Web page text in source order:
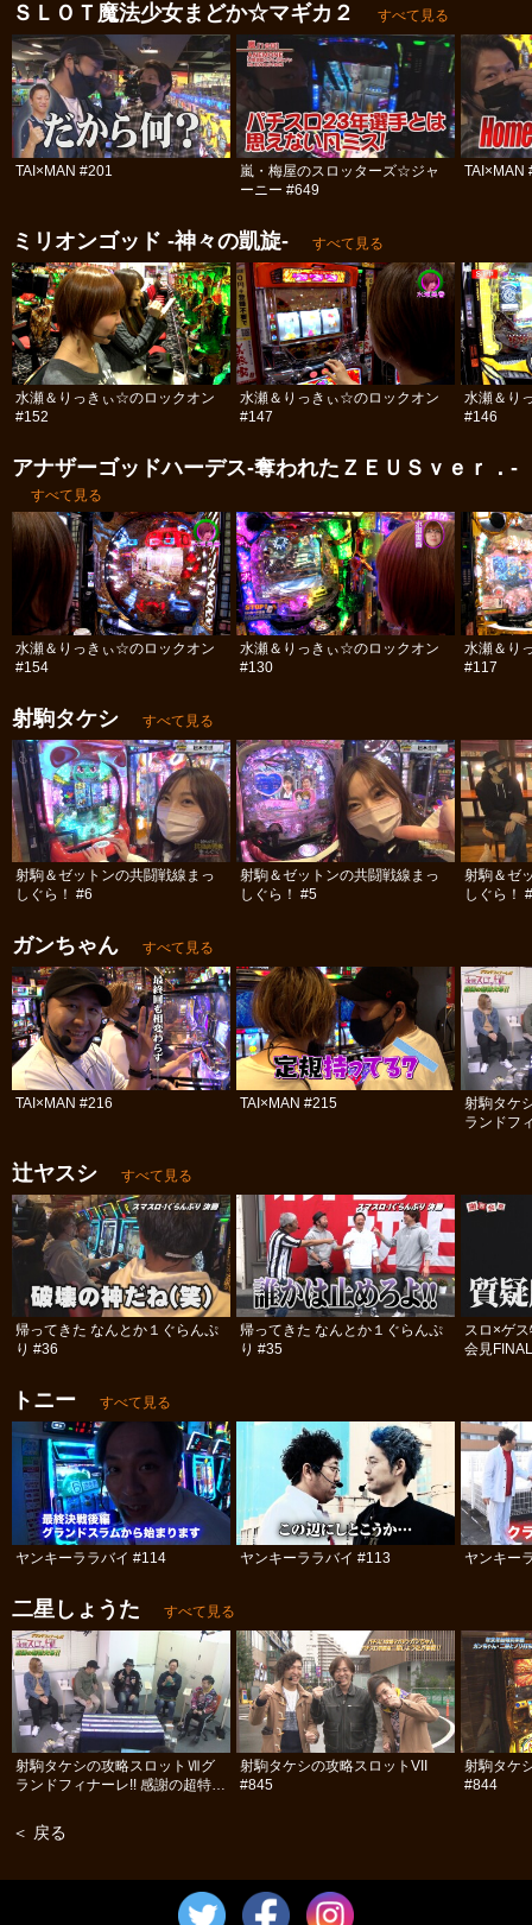
ＳＬＯＴ魔法少女まどか☆マギカ２ すべて見る
TAI×MAN #201
嵐・梅屋のスロッターズ☆ジャ
ーニー #649
TAI×MAN
ミリオンゴッド -神々の凱旋- すべて見る
水瀬＆りっきぃ☆のロックオン
#152
水瀬＆りっきぃ☆のロックオン
#147
水瀬＆り
#146
アナザーゴッドハーデス-奪われたＺＥＵＳｖｅｒ．-
すべて見る
水瀬＆りっきぃ☆のロックオン
#154
水瀬＆りっきぃ☆のロックオン
#130
水瀬＆り
#117
射駒タケシ すべて見る
射駒＆ゼットンの共闘戦線まっ
しぐら！ #6
射駒＆ゼットンの共闘戦線まっ
しぐら！ #5
射駒＆ゼ
しぐら！
ガンちゃん すべて見る
TAI×MAN #216 TAI×MAN #215
射駒タケ
ランドフ
辻ヤスシ すべて見る
帰ってきた なんとか１ぐらんぷ
り #36
帰ってきた なんとか１ぐらんぷ
り #35
スロ×ゲ
会見
トニー すべて見る
ヤンキーララバイ #114 ヤンキーララバイ #113 ヤンキー
二星しょうた すべて見る
射駒タケシの攻略スロットⅦグ
ランドフィナーレ!! 感謝の超特大
射駒タケシの攻略スロットVII
#845
射駒タケ
#844
＜ 戻る